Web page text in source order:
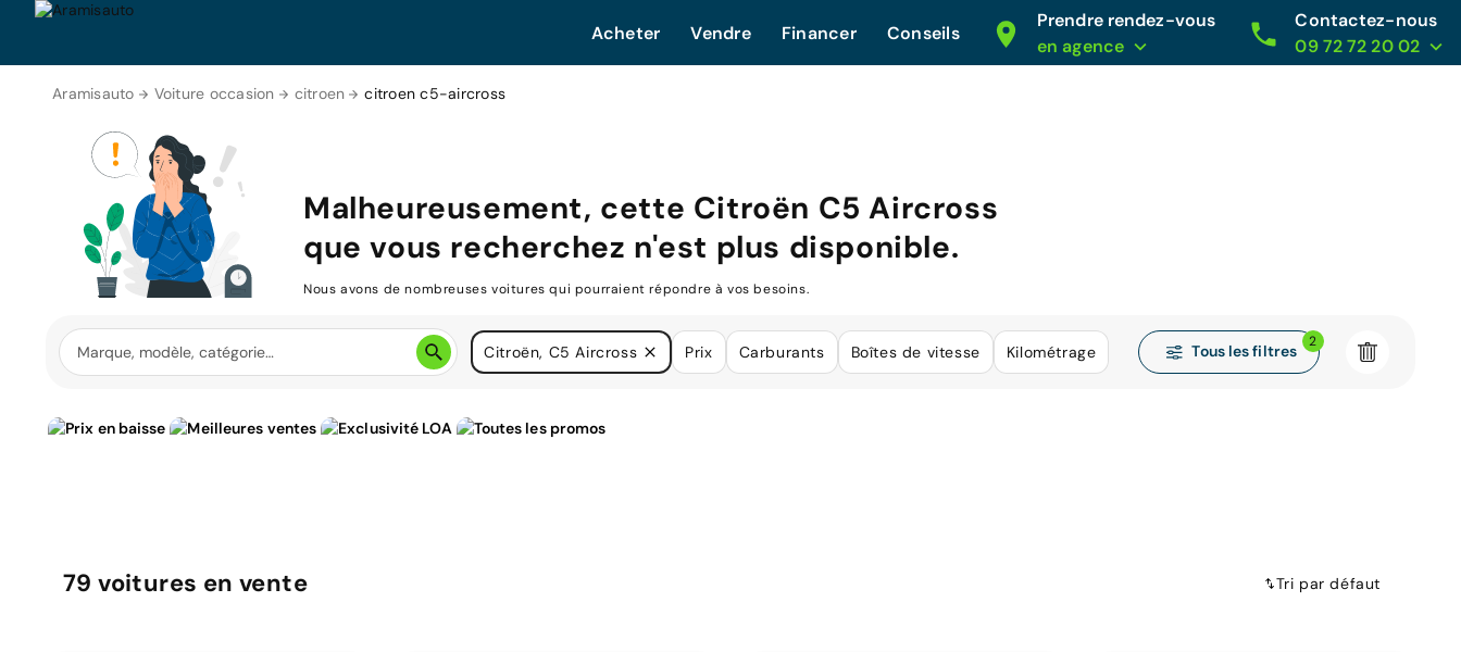
Acheter Vendre Financer Conseils
Prendre rendez-vous
en agence
Contactez-nous
09 72 72 20 02
Aramisauto Voiture occasion citroen citroen c5-aircross
Malheureusement, cette Citroën C5 Aircross
que vous recherchez n'est plus disponible.
Nous avons de nombreuses voitures qui pourraient répondre à vos besoins.
Citroën, C5 Aircross Prix Carburants Boîtes de vitesse Kilométrage Tous les filtres
2
79voitures en vente Tri par défaut